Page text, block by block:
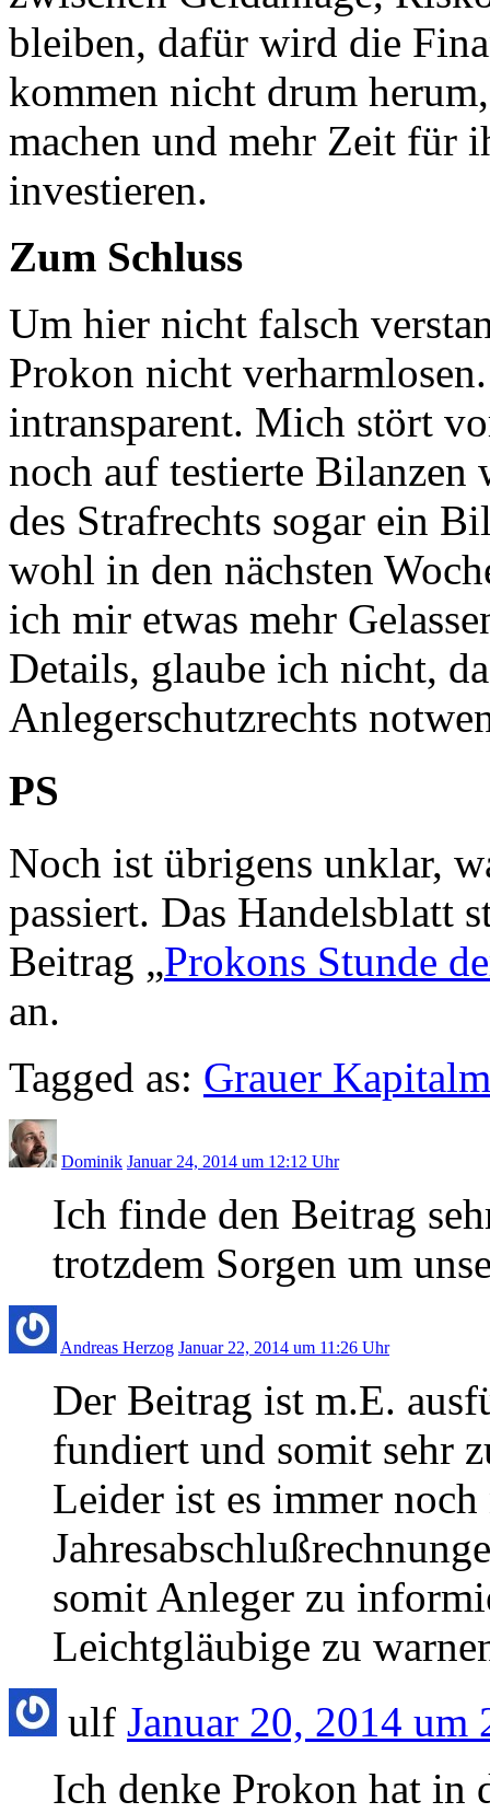
bleiben, dafür wird die
kommen nicht drum
machen und mehr Zeit für
investieren.
Zum Schluss
Um hier nicht falsch
Prokon nicht
intransparent. Mich stört
noch auf testierte Bilanzen
des Strafrechts sogar ein
wohl in den nächsten
ich mir etwas mehr
Details, glaube ich nicht,
Anlegerschutzrechts
PS
Noch ist übrigens unklar,
passiert. Das Handelsblatt
Beitrag „Prokons Stunde
an.
Tagged as: Grauer
Dominik Januar 24, 2014 um 12:12 Uhr
Ich finde den Beitrag
trotzdem Sorgen um
Andreas Herzog Januar 22, 2014 um 11:26 Uhr
Der Beitrag ist m.E.
fundiert und somit sehr
Leider ist es immer
somit Anleger zu
Leichtgläubige zu
ulf Januar 20, 2014 um
Ich denke Prokon hat in